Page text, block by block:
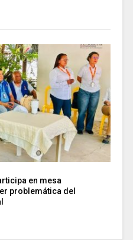
en mesa
problemática del